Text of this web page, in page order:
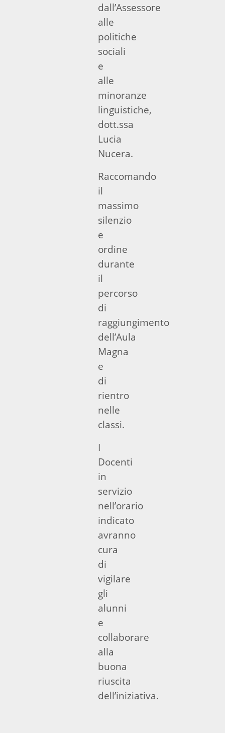
dall’Assessore
alle
politiche
sociali
e
alle
minoranze
linguistiche,
dott.ssa
Lucia
Nucera.
Raccomando
il
massimo
silenzio
e
ordine
durante
il
percorso
di
raggiungimento
dell’Aula
Magna
e
di
rientro
nelle
classi.
I
Docenti
in
servizio
nell’orario
indicato
avranno
cura
di
vigilare
gli
alunni
e
collaborare
alla
buona
riuscita
dell’iniziativa.